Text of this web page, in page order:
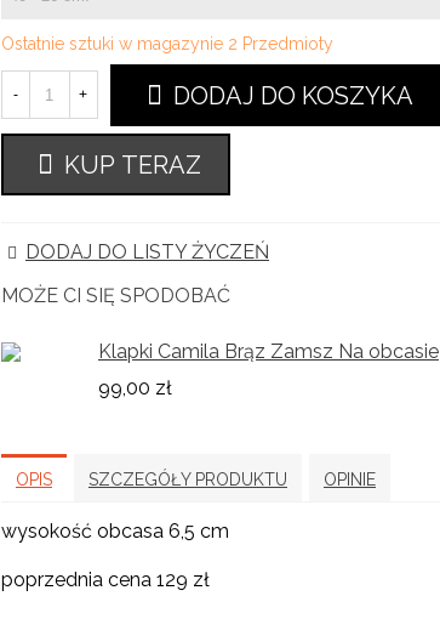
Ostatnie sztuki w magazynie 2 Przedmioty
- + DODAJ DO KOSZYKA
KUP TERAZ
DODAJ DO LISTY ŻYCZEŃ
MOŻE CI SIĘ SPODOBAĆ
Klapki Camila Brąz Zamsz Na obcasie
99,00 zł
OPIS SZCZEGÓŁY PRODUKTU OPINIE
wysokość obcasa 6,5 cm
poprzednia cena 129 zł